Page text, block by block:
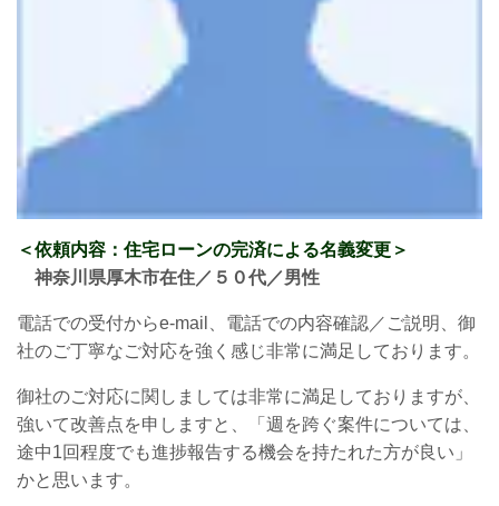
＜依頼内容：住宅ローンの完済による名義変更 ＞
神奈川県厚木市在住／５０代／男性
電話での受付からe-mail
、電話での内容確認／ご説明、御
社のご丁寧なご対応を強く感じ非常に満足しております。
御社のご対応に関しましては非常に満足しておりますが、
強いて改善点を申しますと、「週を跨ぐ案件については、
途中1回程度でも進捗報告する機会を持たれた方が良い」
かと思います。